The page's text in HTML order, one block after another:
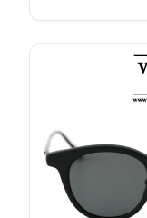
การรับประกัน : 1 ปี